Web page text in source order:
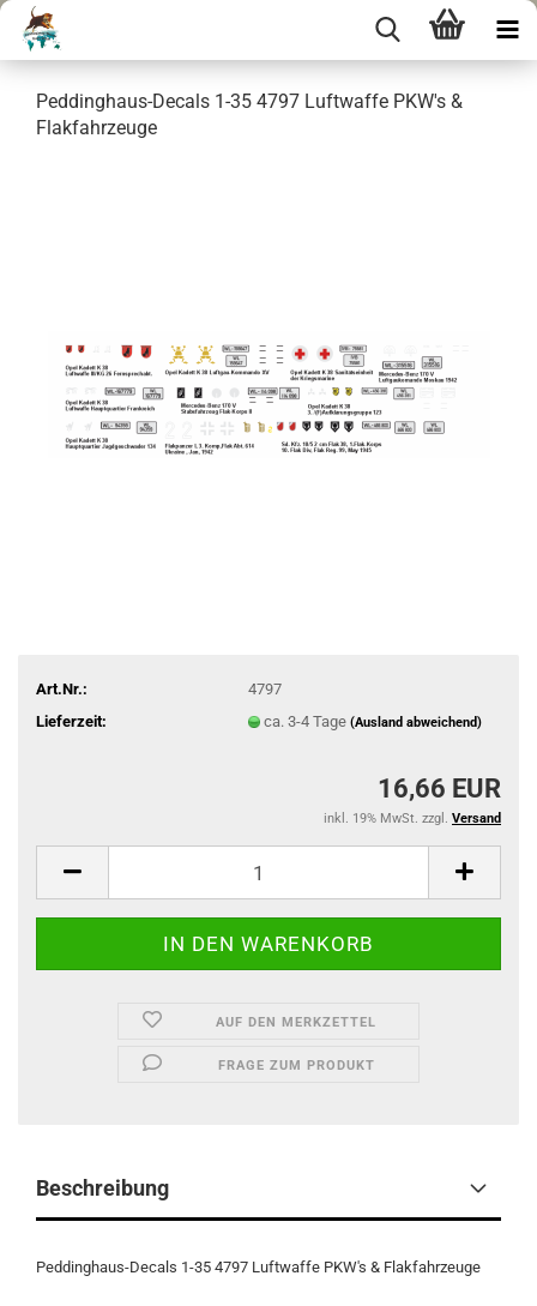
Peddinghaus-Decals 1-35 4797 Luftwaffe PKW's &
Flakfahrzeuge
Art.Nr.:
4797
Lieferzeit:
ca. 3-4 Tage (Ausland abweichend)
16,66 EUR
inkl. 19% MwSt. zzgl. Versand
AUF DEN MERKZETTEL
FRAGE ZUM PRODUKT
Beschreibung
Peddinghaus-Decals 1-35 4797 Luftwaffe PKW's & Flakfahrzeuge